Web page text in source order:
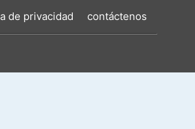
de privacidad contáctenos